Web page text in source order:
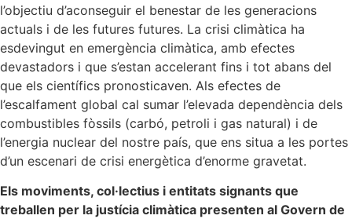
l’objectiu d’aconseguir el benestar de les generacions
actuals i de les futures futures. La crisi climàtica ha
esdevingut en emergència climàtica, amb efectes
devastadors i que s’estan accelerant fins i tot abans del
que els científics pronosticaven. Als efectes de
l’escalfament global cal sumar l’elevada dependència dels
combustibles fòssils (carbó, petroli i gas natural) i de
l’energia nuclear del nostre país, que ens situa a les portes
d’un escenari de crisi energètica d’enorme gravetat.
Els moviments, col·lectius i entitats signants que
treballen per la justícia climàtica presenten al Govern de